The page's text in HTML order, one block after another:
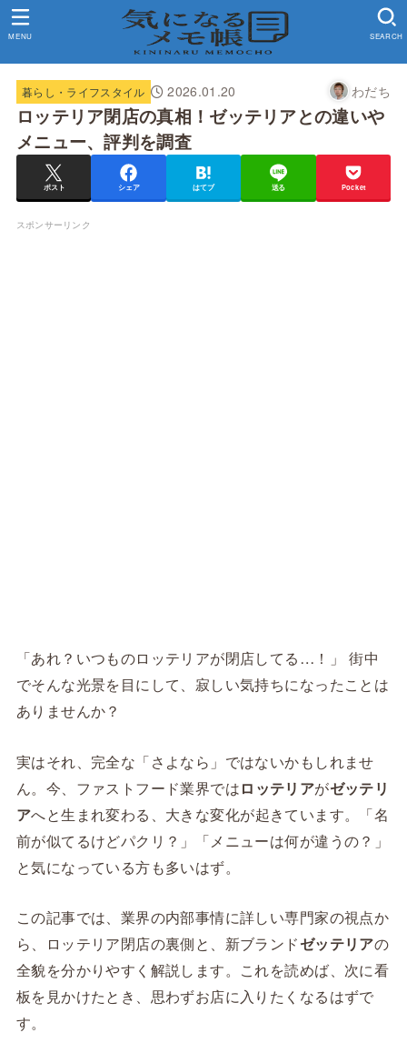
SEARCH
MENU
暮らし・ライフスタイル 2026.01.20 わだち
ロッテリア閉店の真相！ゼッテリアとの違いや
メニュー、評判を調査
ポスト シェア はてブ 送る Pocket
スポンサーリンク
「あれ？いつものロッテリアが閉店してる…！」 街中
でそんな光景を目にして、寂しい気持ちになったことは
ありませんか？
実はそれ、完全な「さよなら」ではないかもしれませ
ん。今、ファストフード業界ではロッテリアがゼッテリ
アへと生まれ変わる、大きな変化が起きています。「名
前が似てるけどパクリ？」「メニューは何が違うの？」
と気になっている方も多いはず。
この記事では、業界の内部事情に詳しい専門家の視点か
ら、ロッテリア閉店の裏側と、新ブランドゼッテリアの
全貌を分かりやすく解説します。これを読めば、次に看
板を見かけたとき、思わずお店に入りたくなるはずで
す。